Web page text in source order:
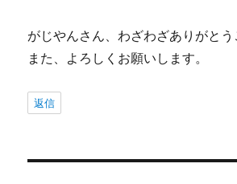
がじやんさん、わざわざありがとう
また、よろしくお願いします。
返信